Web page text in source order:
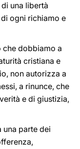
una libertà
ogni richiamo e
che dobbiamo a
cristiana e
non autorizza a
a rinunce, che
e di giustizia,
una parte dei